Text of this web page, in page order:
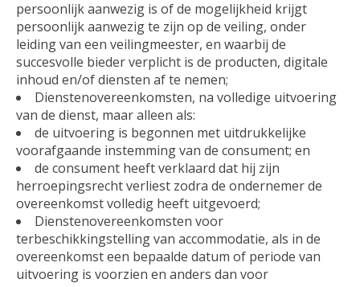
persoonlijk aanwezig is of de mogelijkheid krijgt
persoonlijk aanwezig te zijn op de veiling, onder
leiding van een veilingmeester, en waarbij de
succesvolle bieder verplicht is de producten, digitale
inhoud en/of diensten af te nemen;
Dienstenovereenkomsten, na volledige uitvoering
van de dienst, maar alleen als:
de uitvoering is begonnen met uitdrukkelijke
voorafgaande instemming van de consument; en
de consument heeft verklaard dat hij zijn
herroepingsrecht verliest zodra de ondernemer de
overeenkomst volledig heeft uitgevoerd;
Dienstenovereenkomsten voor
terbeschikkingstelling van accommodatie, als in de
overeenkomst een bepaalde datum of periode van
uitvoering is voorzien en anders dan voor